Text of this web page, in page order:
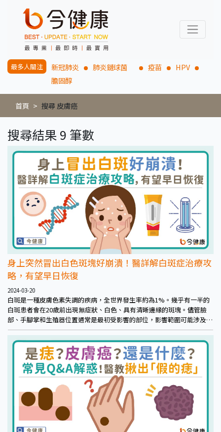
最多人關注 新冠肺炎 肺炎鏈球菌 疫苗
HPV
膽固醇
首頁 搜尋 皮膚癌
搜尋結果 9 筆數
身上突然冒出白色斑塊好崩潰！醫詳解白斑症治療攻
略，有望早日恢復
2024-03-20
白斑是一種皮膚色素失調的疾病，全世界發生率約為1%。幾乎有一半的
白斑患者會在20歲前出現無症狀、白色、具有清晰邊緣的斑塊。儘管臉
部、手腳掌和生殖器位置通常是最初受影響的部位，影響範圍可能涉及身
體任何部位。醫師診斷白斑時，通常無需進行實驗室或組織學檢測來確
認。若要清楚色素缺失的斑塊界線，可以使用伍氏燈照射輔助判斷。